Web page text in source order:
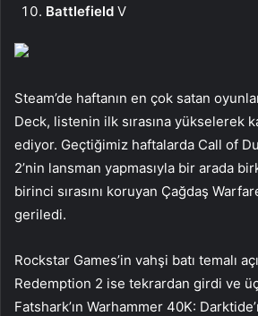
Battlefield V
Steam’de haftanın en çok satan
Deck, listenin ilk sırasına yükselerek
ediyor. Geçtiğimiz haftalarda Call of
2’nin lansman yapmasıyla bir arada
birinci sırasını koruyan Çağdaş
geriledi.
Rockstar Games’in vahşi batı temalı
Redemption 2 ise tekrardan girdi ve
Fatshark’ın Warhammer 40K: